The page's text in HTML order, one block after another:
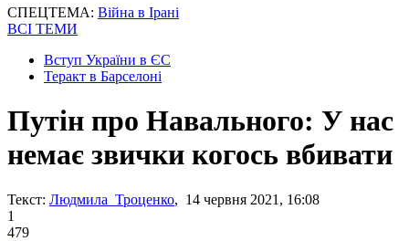
СПЕЦТЕМА: Війна в Ірані
ВСІ ТЕМИ
Вступ України в ЄС
Теракт в Барселоні
Путін про Навального: У нас
немає звички когось вбивати
Текст: Людмила Троценко, 14 червня 2021, 16:08
1
479